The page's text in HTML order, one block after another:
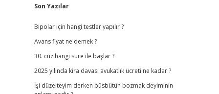
Sidebar
Son Yazılar
Bipolar için hangi testler yapılır ?
Avans fiyat ne demek ?
30. cüz hangi sure ile başlar ?
2025 yılında kira davası avukatlık ücreti ne kadar ?
İşi düzelteyim derken büsbütün bozmak deyiminin